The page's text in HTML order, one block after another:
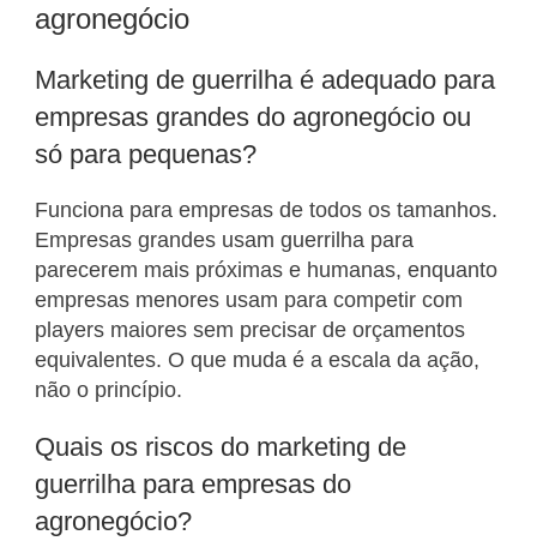
agronegócio
Marketing de guerrilha é adequado para
empresas grandes do agronegócio ou
só para pequenas?
Funciona para empresas de todos os tamanhos.
Empresas grandes usam guerrilha para
parecerem mais próximas e humanas, enquanto
empresas menores usam para competir com
players maiores sem precisar de orçamentos
equivalentes. O que muda é a escala da ação,
não o princípio.
Quais os riscos do marketing de
guerrilha para empresas do
agronegócio?